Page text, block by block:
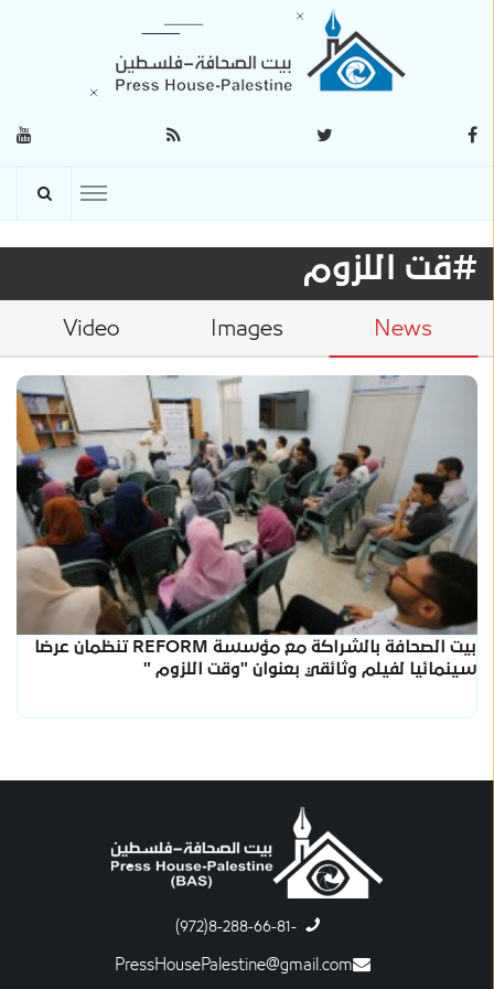
#قت اللزوم
News
Images
Video
بيت الصحافة بالشراكة مع مؤسسة REFORM تنظمان عرضا
سينمائيا لفيلم وثائقي بعنوان "وقت اللزوم "
-8-288-66-81(972)
PressHousePalestine@gmail.com